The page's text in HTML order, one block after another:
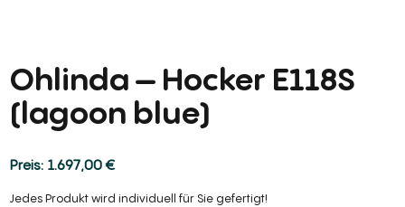
Ohlinda – Hocker E118S
(lagoon blue)
1.697,00€
Jedes Produkt wird individuell für Sie gefertigt!